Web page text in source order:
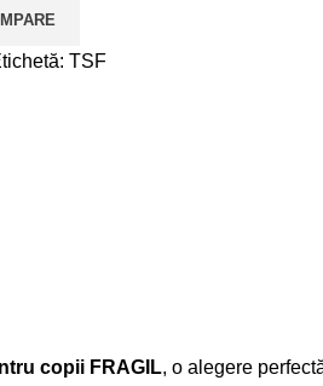
TSF
copii FRAGIL, o alegere